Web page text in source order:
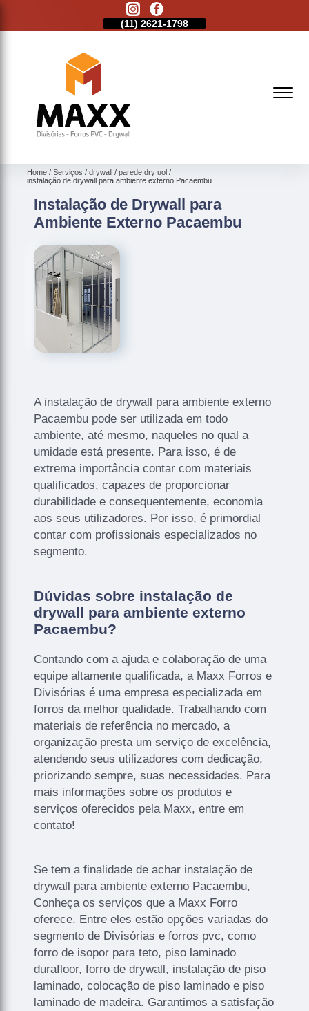
(11) 2621-1798
Home Serviços drywall
parede dry uol
instalação de drywall para ambiente externo Pacaembu
Instalação de Drywall para
Ambiente Externo Pacaembu
A instalação de drywall para ambiente externo
Pacaembu pode ser utilizada em todo
ambiente, até mesmo, naqueles no qual a
umidade está presente. Para isso, é de
extrema importância contar com materiais
qualificados, capazes de proporcionar
durabilidade e consequentemente, economia
aos seus utilizadores. Por isso, é primordial
contar com profissionais especializados no
segmento.
Dúvidas sobre instalação de
drywall para ambiente externo
Pacaembu?
Contando com a ajuda e colaboração de uma
equipe altamente qualificada, a Maxx Forros e
Divisórias é uma empresa especializada em
forros da melhor qualidade. Trabalhando com
materiais de referência no mercado, a
organização presta um serviço de excelência,
atendendo seus utilizadores com dedicação,
priorizando sempre, suas necessidades. Para
mais informações sobre os produtos e
serviços oferecidos pela Maxx, entre em
contato!
Se tem a finalidade de achar instalação de
drywall para ambiente externo Pacaembu,
Conheça os serviços que a Maxx Forro
oferece. Entre eles estão opções variadas do
segmento de Divisórias e forros pvc, como
forro de isopor para teto, piso laminado
durafloor, forro de drywall, instalação de piso
laminado, colocação de piso laminado e piso
laminado de madeira. Garantimos a satisfação